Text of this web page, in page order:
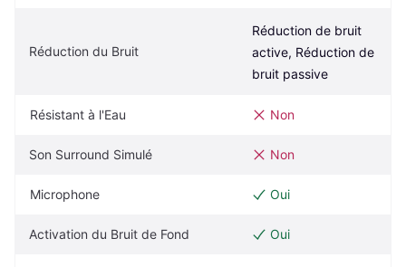
Réduction du Bruit
Réduction de bruit
active, Réduction de
bruit passive
Résistant à l'Eau Non
Son Surround Simulé Non
Microphone Oui
Activation du Bruit de Fond Oui